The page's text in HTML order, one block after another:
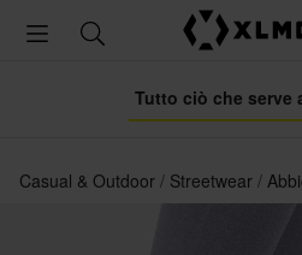
Tutto ciò che serve
Casual & Outdoor Streetwear